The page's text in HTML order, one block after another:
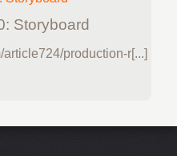
Storyboard
production-r[...]